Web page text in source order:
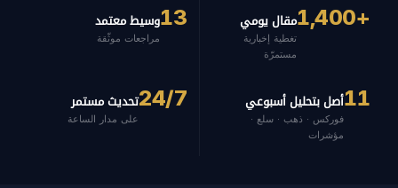
+1,400 مقال يومي
تغطية إخبارية
مستمرّة
13وسيط معتمد
مراجعات موثّقة
11أصل بتحليل أسبوعي
فوركس · ذهب · سلع ·
مؤشرات
24/7تحديث مستمر
على مدار الساعة